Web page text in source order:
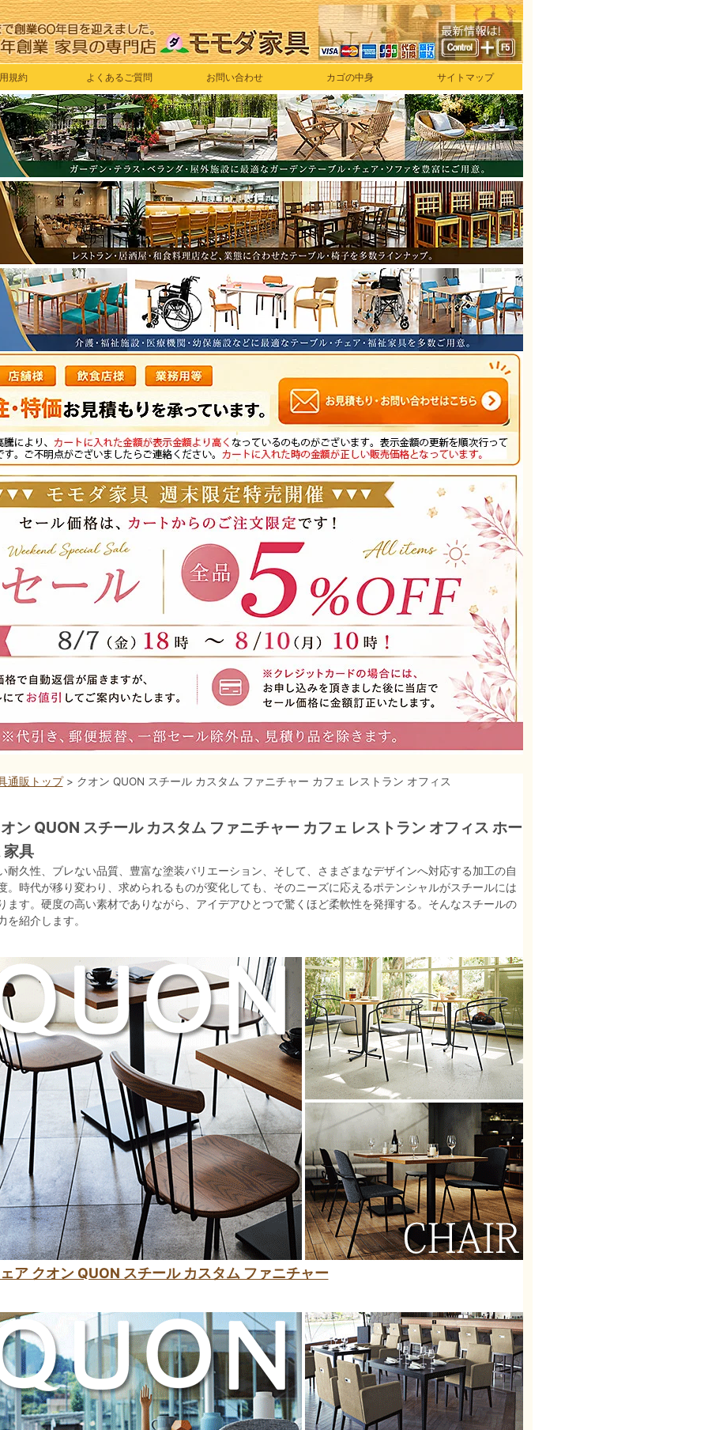
規約 よくあるご質問 お問い合わせ カゴの中身 サイトマップ
通販トップ> クオン QUON スチール カスタム ファニチャー カフェ レストラン オフィス
ン QUON スチール カスタム ファニチャー カフェ レストラン オフィス ホー
家具
耐久性、ブレない品質、豊富な塗装バリエーション、そして、さまざまなデザインへ対応する加工の自
。時代が移り変わり、求められるものが変化しても、そのニーズに応えるポテンシャルがスチールには
ます。硬度の高い素材でありながら、アイデアひとつで驚くほど柔軟性を発揮する。そんなスチールの
を紹介します。
ア クオン QUON スチール カスタム ファニチャー